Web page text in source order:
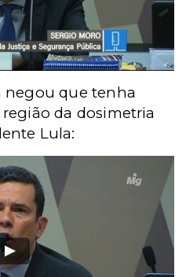
negou que tenha
da dosimetria
Lula: